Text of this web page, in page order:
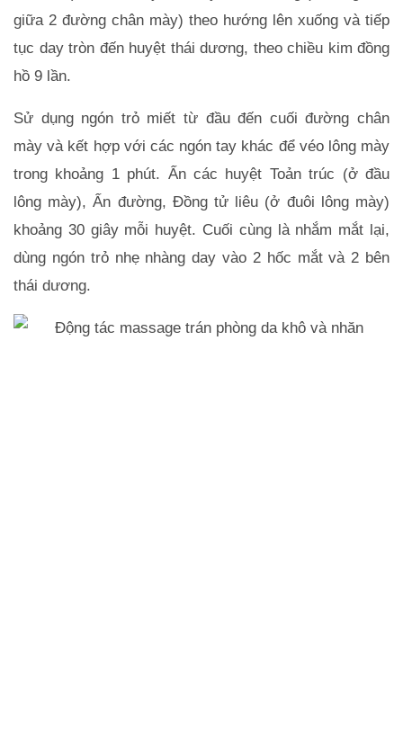
giữa 2 đường chân mày) theo hướng lên xuống và tiếp
tục day tròn đến huyệt thái dương, theo chiều kim đồng
hồ 9 lần.
Sử dụng ngón trỏ miết từ đầu đến cuối đường chân
mày và kết hợp với các ngón tay khác để véo lông mày
trong khoảng 1 phút. Ấn các huyệt Toản trúc (ở đầu
lông mày), Ấn đường, Đồng tử liêu (ở đuôi lông mày)
khoảng 30 giây mỗi huyệt. Cuối cùng là nhắm mắt lại,
dùng ngón trỏ nhẹ nhàng day vào 2 hốc mắt và 2 bên
thái dương.